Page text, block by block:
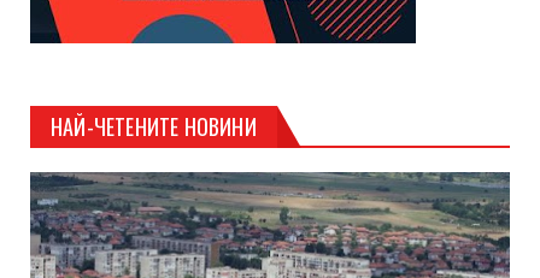
НАЙ-ЧЕТЕНИТЕ НОВИНИ